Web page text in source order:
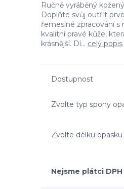
Ručně vyráběný
Doplňte svůj outfit
řemeslné zpracování s
kvalitní pravé kůže,
krásnější. Dí... celý popis
Dostupnost
Zvolte typ spony
Zvolte délku opasku
Nejsme plátci DPH